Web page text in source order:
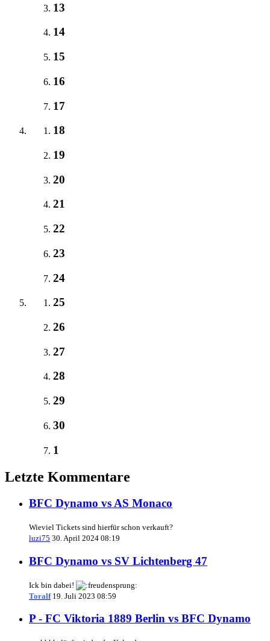
13
14
15
16
17
18
19
20
21
22
23
24
25
26
27
28
29
30
1
Letzte Kommentare
BFC Dynamo vs AS Monaco
Wieviel Tickets sind hierfür schon verkauft?
luzi75 30. April 2024 08:19
BFC Dynamo vs SV Lichtenberg 47
Ick bin dabei!
Toralf 19. Juli 2023 08:59
P - FC Viktoria 1889 Berlin vs BFC Dynamo